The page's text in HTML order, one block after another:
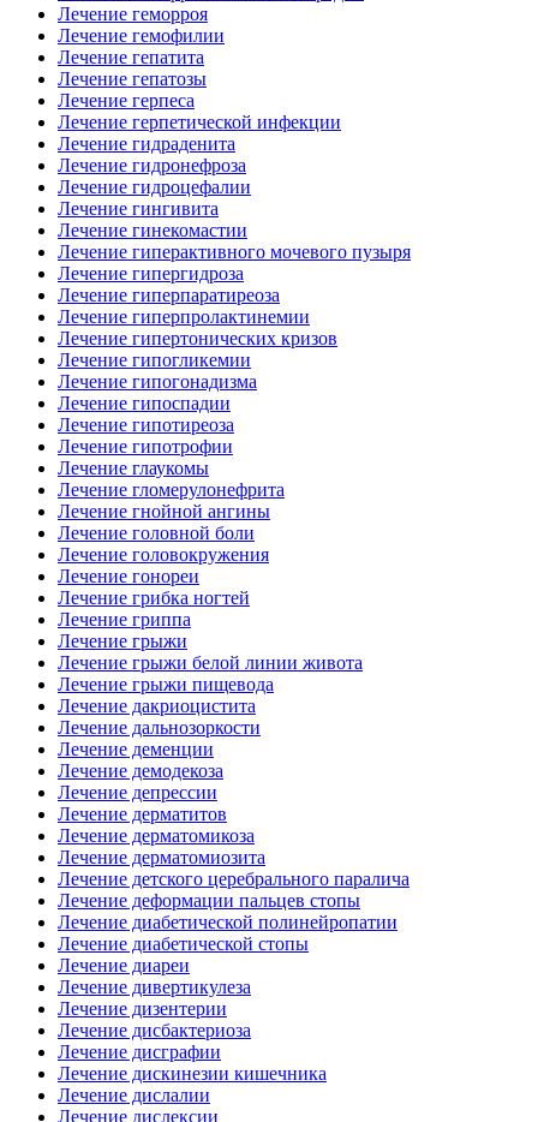
Лечение геморроя
Лечение гемофилии
Лечение гепатита
Лечение гепатозы
Лечение герпеса
Лечение герпетической инфекции
Лечение гидраденита
Лечение гидронефроза
Лечение гидроцефалии
Лечение гингивита
Лечение гинекомастии
Лечение гиперактивного мочевого пузыря
Лечение гипергидроза
Лечение гиперпаратиреоза
Лечение гиперпролактинемии
Лечение гипертонических кризов
Лечение гипогликемии
Лечение гипогонадизма
Лечение гипоспадии
Лечение гипотиреоза
Лечение гипотрофии
Лечение глаукомы
Лечение гломерулонефрита
Лечение гнойной ангины
Лечение головной боли
Лечение головокружения
Лечение гонореи
Лечение грибка ногтей
Лечение гриппа
Лечение грыжи
Лечение грыжи белой линии живота
Лечение грыжи пищевода
Лечение дакриоцистита
Лечение дальнозоркости
Лечение деменции
Лечение демодекоза
Лечение депрессии
Лечение дерматитов
Лечение дерматомикоза
Лечение дерматомиозита
Лечение детского церебрального паралича
Лечение деформации пальцев стопы
Лечение диабетической полинейропатии
Лечение диабетической стопы
Лечение диареи
Лечение дивертикулеза
Лечение дизентерии
Лечение дисбактериоза
Лечение дисграфии
Лечение дискинезии кишечника
Лечение дислалии
Лечение дислексии